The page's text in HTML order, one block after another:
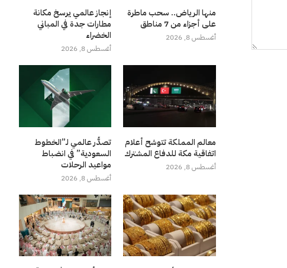
منها الرياض.. سحب ماطرة
على أجزاء من 7 مناطق
أغسطس 8, 2026
إنجاز عالمي يرسخ مكانة
مطارات جدة في المباني
الخضراء
أغسطس 8, 2026
معالم المملكة تتوشح أعلام
اتفاقية مكة للدفاع المشترك
أغسطس 8, 2026
تصدُّر عالمي لـ”الخطوط
السعودية” في انضباط
مواعيد الرحلات
أغسطس 8, 2026